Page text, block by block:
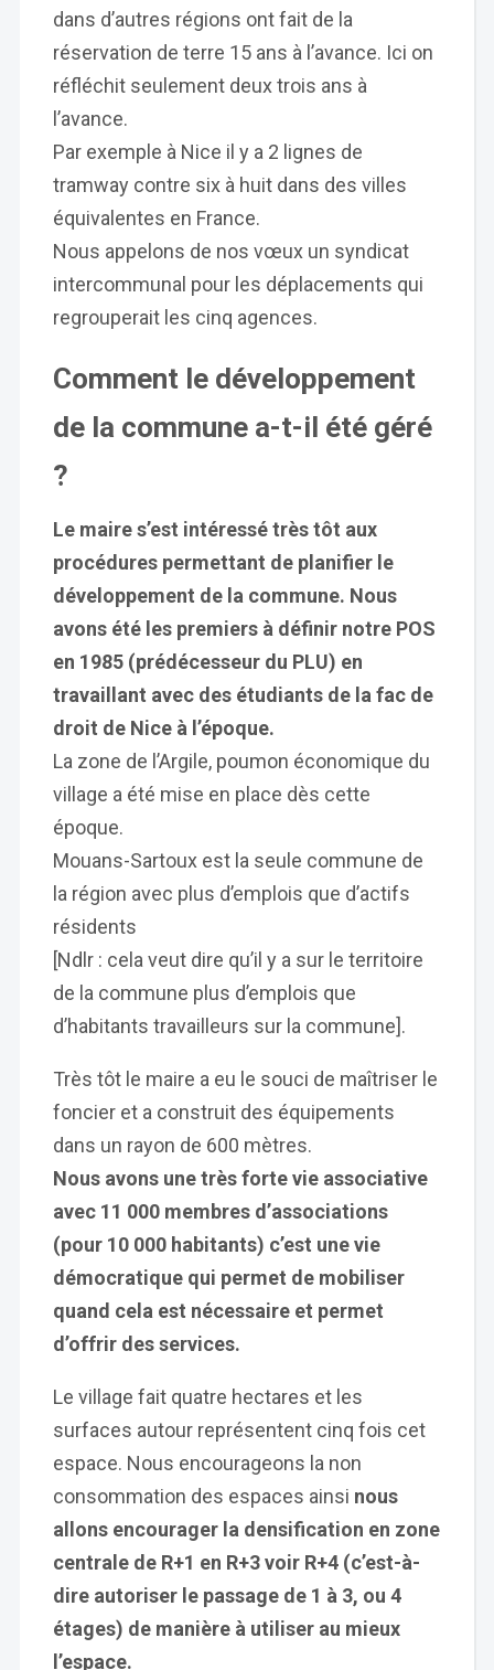
dans d’autres régions ont fait de la
réservation de terre 15 ans à l’avance. Ici on
réfléchit seulement deux trois ans à
l’avance.
Par exemple à Nice il y a 2 lignes de
tramway contre six à huit dans des villes
équivalentes en France.
Nous appelons de nos vœux un syndicat
intercommunal pour les déplacements qui
regrouperait les cinq agences.
Comment le développement
de la commune a-t-il été géré
?
Le maire s’est intéressé très tôt aux
procédures permettant de planifier le
développement de la commune. Nous
avons été les premiers à définir notre POS
en 1985 (prédécesseur du PLU) en
travaillant avec des étudiants de la fac de
droit de Nice à l’époque.
La zone de l’Argile, poumon économique du
village a été mise en place dès cette
époque.
Mouans-Sartoux est la seule commune de
la région avec plus d’emplois que d’actifs
résidents
[Ndlr : cela veut dire qu’il y a sur le territoire
de la commune plus d’emplois que
d’habitants travailleurs sur la commune].
Très tôt le maire a eu le souci de maîtriser le
foncier et a construit des équipements
dans un rayon de 600 mètres.
Nous avons une très forte vie associative
avec 11 000 membres d’associations
(pour 10 000 habitants) c’est une vie
démocratique qui permet de mobiliser
quand cela est nécessaire et permet
d’offrir des services.
Le village fait quatre hectares et les
surfaces autour représentent cinq fois cet
espace. Nous encourageons la non
consommation des espaces ainsi nous
allons encourager la densification en zone
centrale de R+1 en R+3 voir R+4 (c’est-à-
dire autoriser le passage de 1 à 3, ou 4
étages) de manière à utiliser au mieux
l’espace.